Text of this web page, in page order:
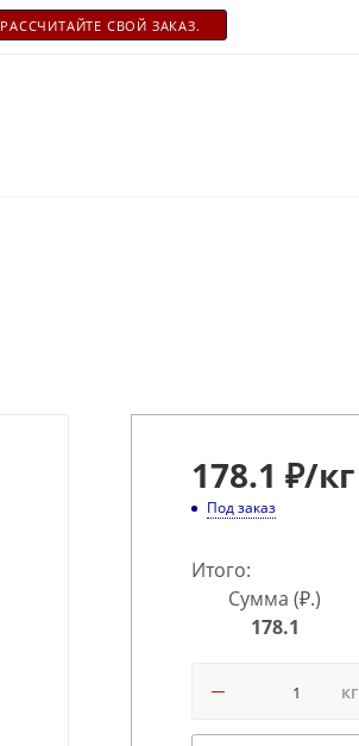
РАСCЧИТАЙТЕ СВОЙ ЗАКАЗ.
178.1 ₽/кг
Под заказ
Итого:
Сумма (₽.)
178.1
кг